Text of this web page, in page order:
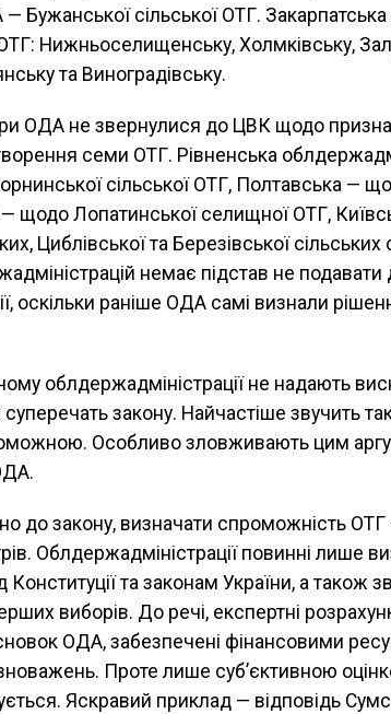
Бужанської сільської ОТГ.
Нижньоселищенську, Холмківську,
та Виноградівську.
ОДА не звернулися до ЦВК щодо
семи ОТГ. Рівненська
сільської ОТГ, Полтавська —
щодо Лопатинської селищної ОТГ,
Циблівської та Березівської
немає підстав не
оскільки раніше ОДА самі визнали
облдержадміністрації не надають
суперечать закону. Найчастіше звучить
Особливо зловживають цим
до закону, визначати спроможність
Облдержадміністрації повинні лише
Конституції та законам України, а також
виборів. До речі, експертні
ОДА, забезпечені фінансовими
Проте лише суб’єктивною
Яскравий приклад — відповідь